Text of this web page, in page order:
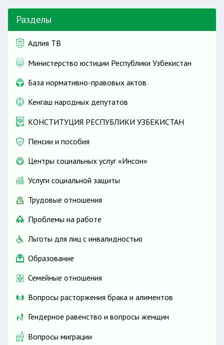
10 минут
Разделы
Адлия ТВ
Министерство юстиции Республики Узбекистан
База нормативно-правовых актов
Кенгаш народных депутатов
КОНСТИТУЦИЯ РЕСПУБЛИКИ УЗБЕКИСТАН
Пенсии и пособия
Центры социальных услуг «Инсон»
Услуги социальной защиты
Трудовые отношения
Проблемы на работе
Льготы для лиц с инвалидностью
Образование
Семейные отношения
Вопросы расторжения брака и алиментов
Гендерное равенство и вопросы женщин
Вопросы миграции